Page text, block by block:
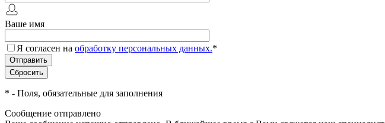
Ваше имя
Я согласен на обработку персональных данных.*
* - Поля, обязательные для заполнения
Сообщение отправлено